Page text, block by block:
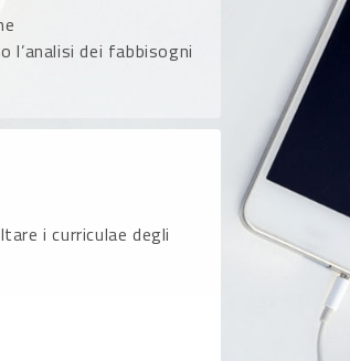
l’analisi dei fabbisogni
i curriculae degli